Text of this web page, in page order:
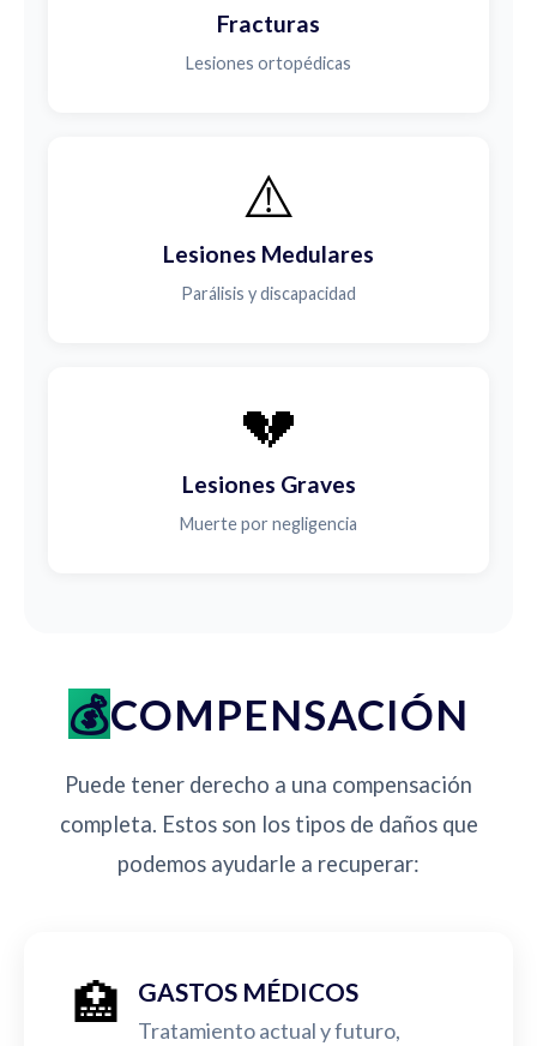
Fracturas
Lesiones ortopédicas
⚠️
Lesiones Medulares
Parálisis y discapacidad
💔
Lesiones Graves
Muerte por negligencia
COMPENSACIÓN
Puede tener derecho a una compensación
completa. Estos son los tipos de daños que
podemos ayudarle a recuperar:
🏥 GASTOS MÉDICOS
Tratamiento actual y futuro,